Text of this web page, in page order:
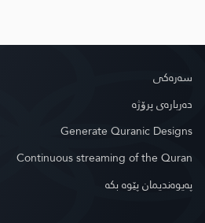
سه‌ره‌كی
دەربارەی پرۆژە
Generate Quranic Designs
Continuous streaming of the Quran
په‌یوه‌ندیمان پێوه‌ بكه‌